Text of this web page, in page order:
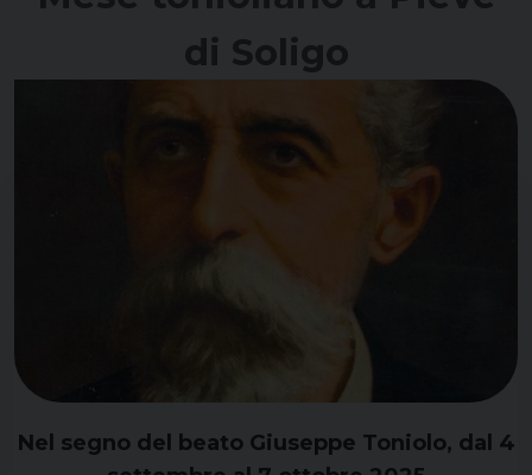
di Soligo
Nel segno del beato Giuseppe Toniolo, dal 4